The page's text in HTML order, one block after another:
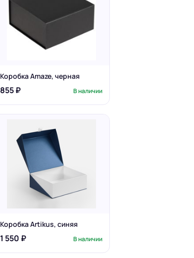
Коробка Amaze, черная
855 ₽ В наличии
Коробка Artikus, синяя
1 550 ₽ В наличии